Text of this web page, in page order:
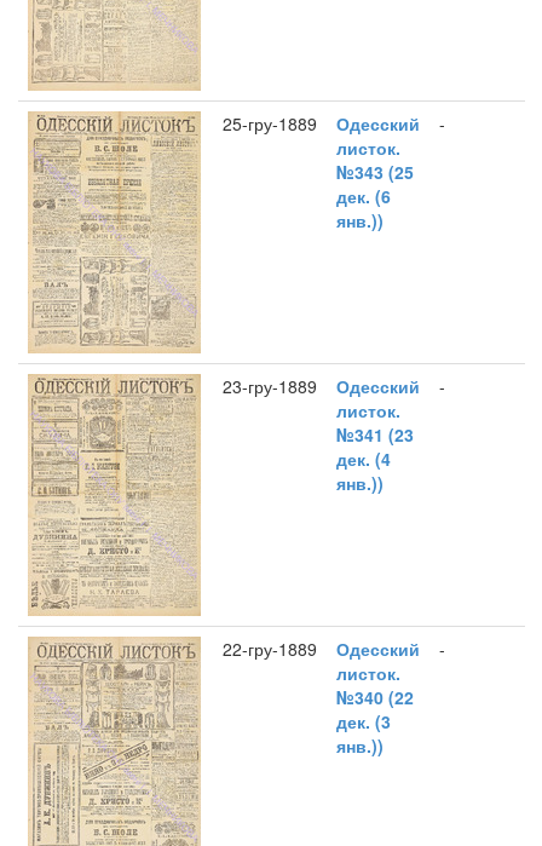
25-гру-1889
Одесский
листок.
№343 (25
дек. (6
янв.))
-
23-гру-1889
Одесский
листок.
№341 (23
дек. (4
янв.))
-
22-гру-1889
Одесский
листок.
№340 (22
дек. (3
янв.))
-